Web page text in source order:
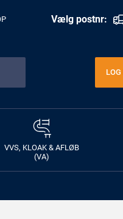
Vælg postnr:
VVS, KLOAK & AFLØB
(VA)